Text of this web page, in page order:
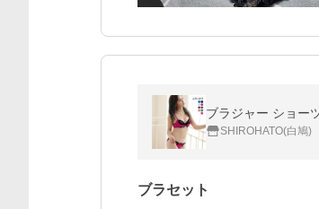
ブラジャー ショー
SHIROHATO(白鳩)
ブラセット